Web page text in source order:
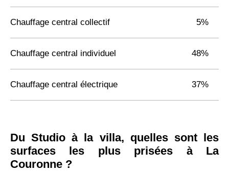
Chauffage central collectif 5%
Chauffage central individuel 48%
Chauffage central électrique 37%
Du Studio à la villa, quelles sont les
surfaces les plus prisées à La
Couronne ?